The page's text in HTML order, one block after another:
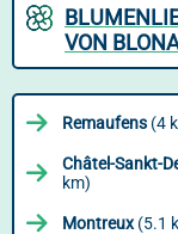
VON
Remaufens (4
Châtel-Sankt-
km)
Montreux(5.1